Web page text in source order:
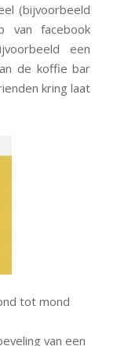
(bijvoorbeeld
van facebook
een
de koffie bar
kring laat
tot mond
van een